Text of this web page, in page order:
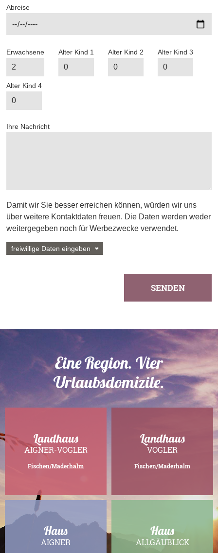
Abreise
Erwachsene Alter Kind 1 Alter Kind 2 Alter Kind 3
Alter Kind 4
Ihre Nachricht
Damit wir Sie besser erreichen können, würden wir uns
über weitere Kontaktdaten freuen. Die Daten werden weder
weitergegeben noch für Werbezwecke verwendet.
freiwillige Daten eingeben
SENDEN
Eine Region. Vier
Urlaubsdomizile.
Landhaus
AIGNER-VOGLER
Fischen/Maderhalm
Landhaus
VOGLER
Fischen/Maderhalm
Haus
AIGNER
Haus
ALLGÄUBLICK